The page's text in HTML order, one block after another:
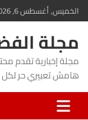
Skip
to
content
الخميس, أغسطس 6, 2026
مجلة
مجلة إخبارية تقدم
هامش تعبيري حر لكل